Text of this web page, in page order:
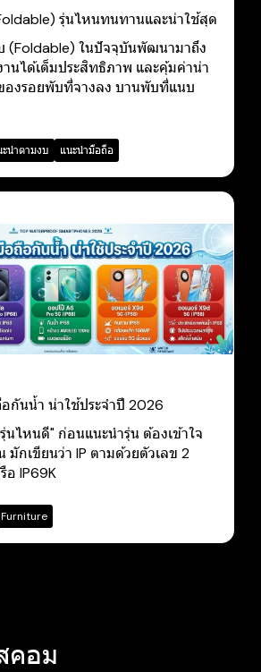
รุ่นไหนทนทานและน่าใช้สุด
(Foldable) ในปัจจุบันพัฒนามาถึง
นได้เต็มประสิทธิภาพ และคุ้มค่าน่า
องรอยพับที่จางลง บานพับที่แนบ
ะนำตามงบ แนะนำมือถือ
กันน้ำ น่าใช้ประจำปี 2026
นไหนดี" ก่อนแนะนำรุ่น ต้องเข้าใจ
กเขียนว่า IP ตามด้วยตัวเลข 2
อ IP69K
Furniture
คอม